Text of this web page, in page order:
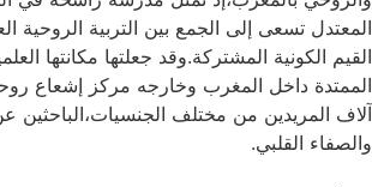
المعتدل تسعى إلى الجمع بين التربية الروحية
القيم الكونية المشتركة.وقد جعلتها مكانتها
الممتدة داخل المغرب وخارجه مركز إشعاع
آلاف المريدين من مختلف الجنسيات،الباحثين
والصفاء القلبي.